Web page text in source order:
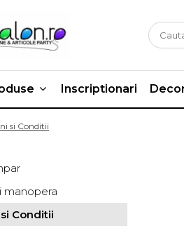
Inscriptionari
si Conditii
manopera
Conditii